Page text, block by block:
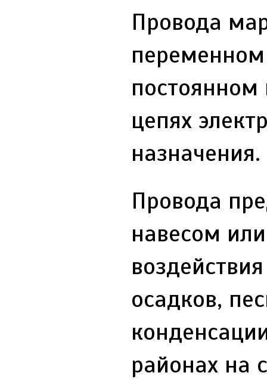
Провода
постоянном
цепях
назначения.
Провода
навесом
осадков,
районах на